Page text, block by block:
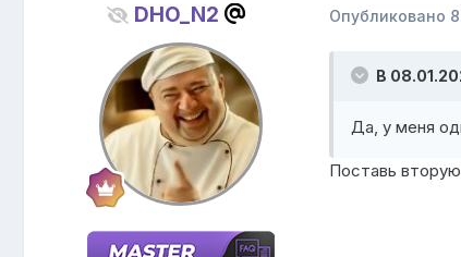
DHO_N2 Опубликовано
В
Да, у меня
Поставь